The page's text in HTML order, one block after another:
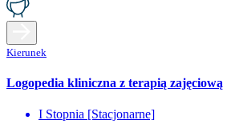
Kierunek
Logopedia kliniczna z terapią zajęciową
I Stopnia [Stacjonarne]